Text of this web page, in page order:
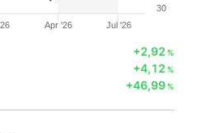
Apr '26 Jul '26
30
+2,92%
+4,12%
+46,99%